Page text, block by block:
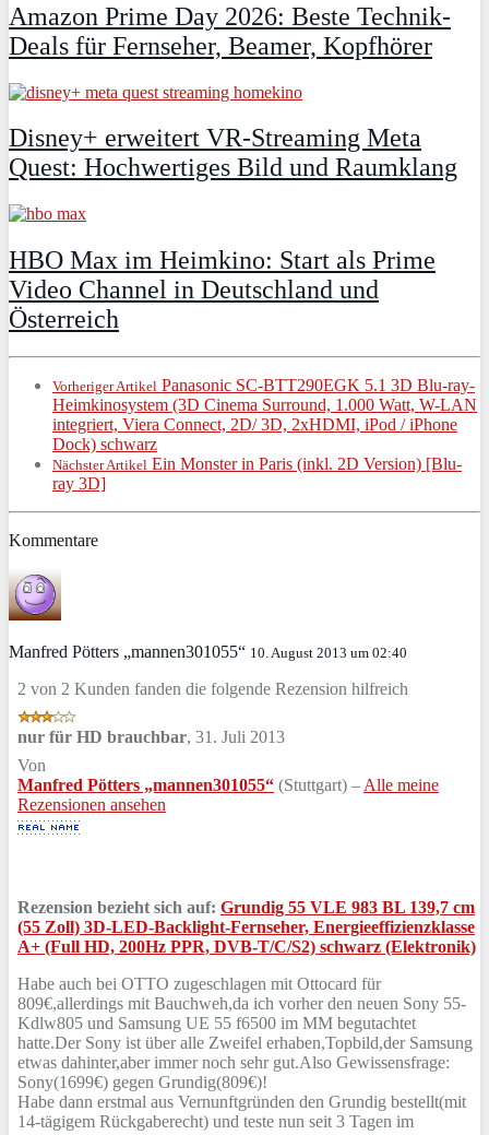
Amazon Prime Day 2026: Beste Technik-
Deals für Fernseher, Beamer, Kopfhörer
Disney+ erweitert VR‑Streaming Meta
Quest: Hochwertiges Bild und Raumklang
HBO Max im Heimkino: Start als Prime
Video Channel in Deutschland und
Österreich
Vorheriger Artikel Panasonic SC-BTT290EGK 5.1 3D Blu-ray-
Heimkinosystem (3D Cinema Surround, 1.000 Watt, W-LAN
integriert, Viera Connect, 2D/ 3D, 2xHDMI, iPod / iPhone
Dock) schwarz
Nächster Artikel Ein Monster in Paris (inkl. 2D Version) [Blu-
ray 3D]
Kommentare
Manfred Pötters „mannen301055“ 10. August 2013 um 02:40
2 von 2 Kunden fanden die folgende Rezension hilfreich
nur für HD brauchbar, 31. Juli 2013
Von
Manfred Pötters „mannen301055“ (Stuttgart) – Alle meine
Rezensionen ansehen
Rezension bezieht sich auf: Grundig 55 VLE 983 BL 139,7 cm
(55 Zoll) 3D-LED-Backlight-Fernseher, Energieeffizienzklasse
A+ (Full HD, 200Hz PPR, DVB-T/C/S2) schwarz (Elektronik)
Habe auch bei OTTO zugeschlagen mit Ottocard für
809€,allerdings mit Bauchweh,da ich vorher den neuen Sony 55-
Kdlw805 und Samsung UE 55 f6500 im MM begutachtet
hatte.Der Sony ist über alle Zweifel erhaben,Topbild,der Samsung
etwas dahinter,aber immer noch sehr gut.Also Gewissensfrage:
Sony(1699€) gegen Grundig(809€)!
Habe dann erstmal aus Vernunftgründen den Grundig bestellt(mit
14-tägigem Rückgaberecht) und teste nun seit 3 Tagen im